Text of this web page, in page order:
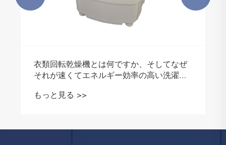
衣類回転乾燥機とは何ですか、そしてなぜ
それが速くてエネルギー効率の高い洗濯の
もっと見る >>